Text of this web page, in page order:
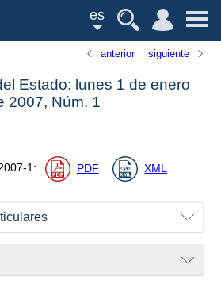
es
anterior siguiente
Estado: lunes 1 de enero
2007, Núm. 1
1: PDF XML